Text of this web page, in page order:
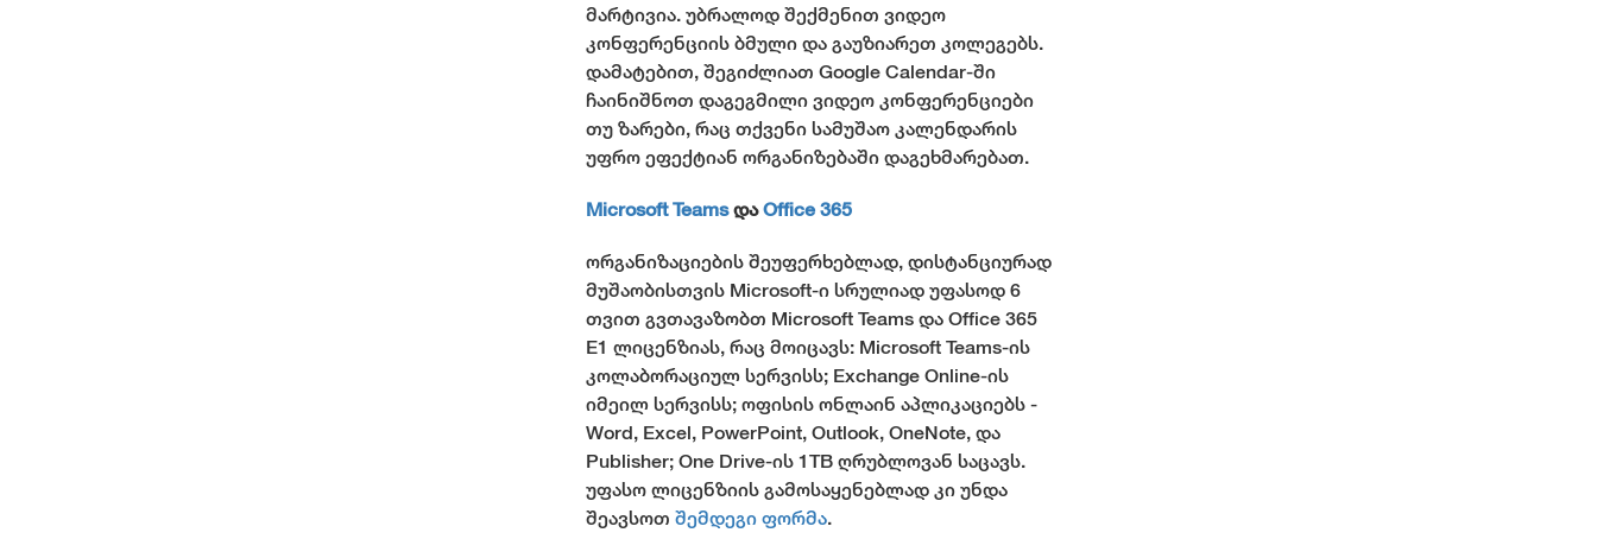
მარტივია. უბრალოდ შექმენით ვიდეო
კონფერენციის ბმული და გაუზიარეთ კოლეგებს.
დამატებით, შეგიძლიათ Google Calendar-ში
ჩაინიშნოთ დაგეგმილი ვიდეო კონფერენციები
თუ ზარები, რაც თქვენი სამუშაო კალენდარის
უფრო ეფექტიან ორგანიზებაში დაგეხმარებათ.
Microsoft TeamsდაOffice 365
ორგანიზაციების შეუფერხებლად, დისტანციურად
მუშაობისთვის Microsoft-ი სრულიად უფასოდ 6
თვით გვთავაზობთ Microsoft Teams და Office 365
E1 ლიცენზიას, რაც მოიცავს: Microsoft Teams-ის
კოლაბორაციულ სერვისს; Exchange Online-ის
იმეილ სერვისს; ოფისის ონლაინ აპლიკაციებს -
Word, Excel, PowerPoint, Outlook, OneNote, და
Publisher; One Drive-ის 1TB ღრუბლოვან საცავს.
უფასო ლიცენზიის გამოსაყენებლად კი უნდა
შეავსოთ შემდეგი ფორმა.